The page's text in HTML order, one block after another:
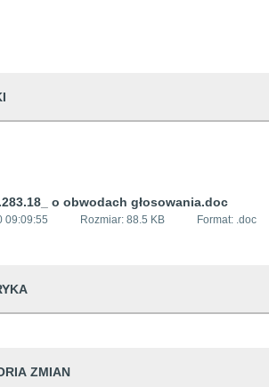
o obwodach głosowania.doc
09:09:55 Rozmiar: 88.5 KB Format: .doc
ZMIAN